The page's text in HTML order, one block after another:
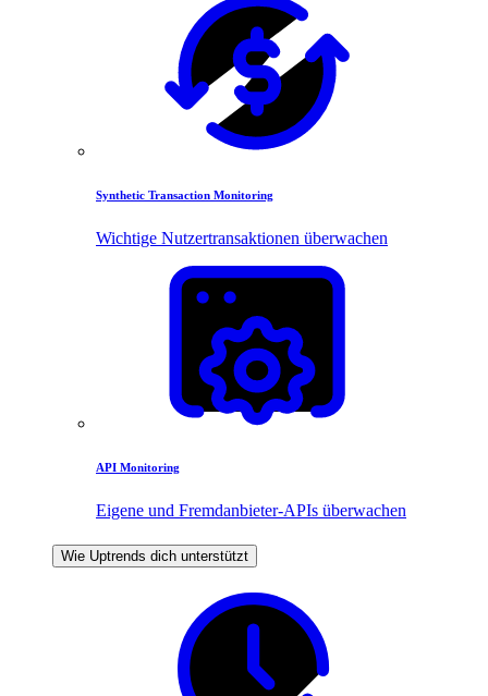
Synthetic Transaction Monitoring
Wichtige Nutzertransaktionen überwachen
API Monitoring
Eigene und Fremdanbieter-APIs überwachen
Wie Uptrends dich unterstützt